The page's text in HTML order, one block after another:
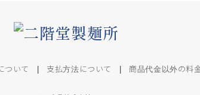
ついて 支払方法について 商品代金以外の料